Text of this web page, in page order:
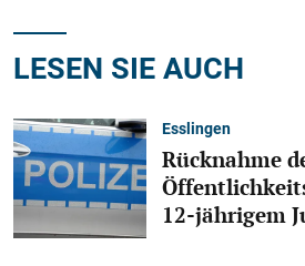
LESEN SIE AUCH
Esslingen
Rücknahme
12-jährigem